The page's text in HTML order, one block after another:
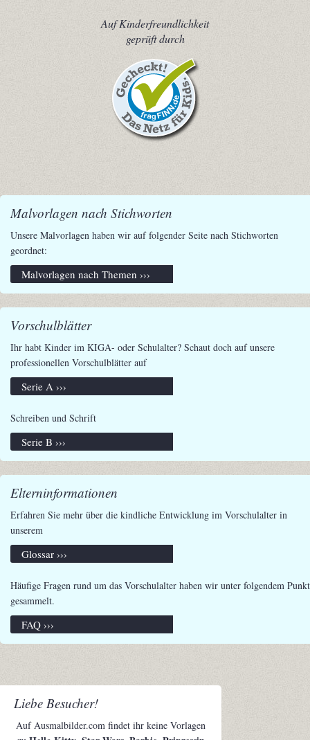
Auf Kinderfreundlichkeit
geprüft durch
Malvorlagen nach Stichworten
Unsere Malvorlagen haben wir auf folgender Seite nach Stichworten
geordnet:
Malvorlagen nach Themen ›››
Vorschulblätter
Ihr habt Kinder im KIGA- oder Schulalter? Schaut doch auf unsere
professionellen Vorschulblätter auf
Serie A ›››
Schreiben und Schrift
Serie B ›››
Elterninformationen
Erfahren Sie mehr über die kindliche Entwicklung im Vorschulalter in
unserem
Glossar ›››
Häufige Fragen rund um das Vorschulalter haben wir unter folgendem Punkt
gesammelt.
FAQ ›››
Liebe Besucher!
Auf Ausmalbilder.com findet ihr keine Vorlagen